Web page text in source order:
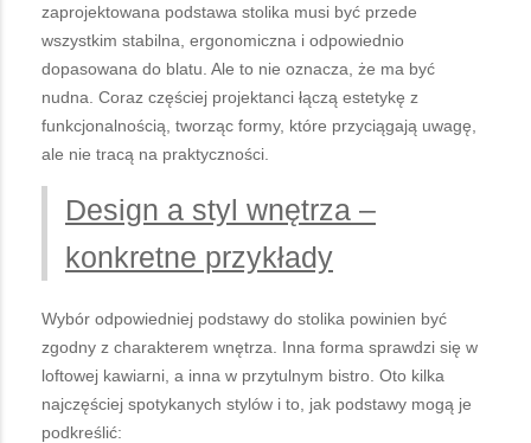
zaprojektowana podstawa stolika musi być przede
wszystkim stabilna, ergonomiczna i odpowiednio
dopasowana do blatu. Ale to nie oznacza, że ma być
nudna. Coraz częściej projektanci łączą estetykę z
funkcjonalnością, tworząc formy, które przyciągają uwagę,
ale nie tracą na praktyczności.
Design a styl wnętrza –
konkretne przykłady
Wybór odpowiedniej podstawy do stolika powinien być
zgodny z charakterem wnętrza. Inna forma sprawdzi się w
loftowej kawiarni, a inna w przytulnym bistro. Oto kilka
najczęściej spotykanych stylów i to, jak podstawy mogą je
podkreślić: